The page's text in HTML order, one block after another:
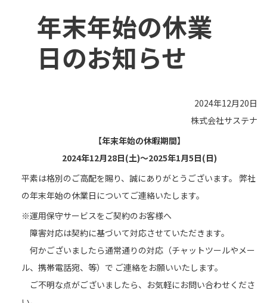
年末年始の休業
日のお知らせ
2024年12月20日
株式会社サステナ
【年末年始の休暇期間】
2024年12月28日(土)～2025年1月5日(日)
平素は格別のご高配を賜り、誠にありがとうございます。 弊社
の年末年始の休業日についてご連絡いたします。
※運用保守サービスをご契約のお客様へ
障害対応は契約に基づいて対応させていただきます。
何かございましたら通常通りの対応（チャットツールやメー
ル、携帯電話宛、等）で ご連絡をお願いいたします。
ご不明な点がございましたら、お気軽にお問い合わせくださ